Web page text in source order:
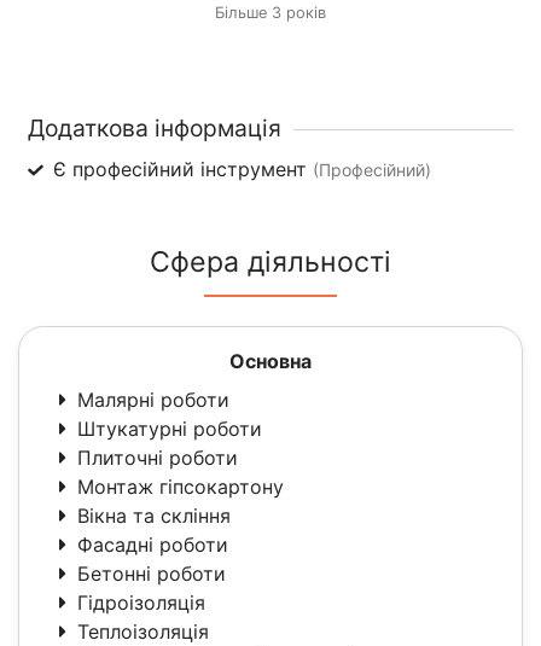
Більше 3 років
Додаткова інформація
Є професійний інструмент (Професійний)
Сфера діяльності
Основна
Малярні роботи
Штукатурні роботи
Плиточні роботи
Монтаж гіпсокартону
Вікна та скління
Фасадні роботи
Бетонні роботи
Гідроізоляція
Теплоізоляція